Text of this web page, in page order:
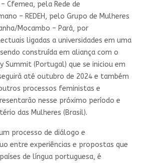
Cfemea, pela Rede de
– REDEH, pelo Grupo de Mulheres
Mocambo – Pará, por
ligadas a universidades em uma
construída em aliança com o
Summit (Portugal) que se iniciou em
até outubro de 2024 e também
processos feministas e
nesse próximo período e
das Mulheres (Brasil).
processo de diálogo e
entre experiências e propostas que
de língua portuguesa, é